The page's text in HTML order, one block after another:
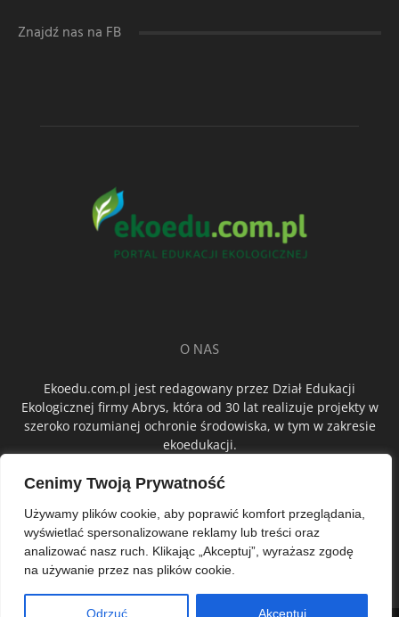
Cenimy Twoją Prywatność
Używamy plików cookie, aby poprawić komfort przeglądania,
wyświetlać spersonalizowane reklamy lub treści oraz
analizować nasz ruch. Klikając „Akceptuj”, wyrażasz zgodę
na używanie przez nas plików cookie.
Odrzuć Akceptuj
Znajdź nas na FB
O NAS
Ekoedu.com.pl jest redagowany przez Dział Edukacji
Ekologicznej firmy Abrys, która od 30 lat realizuje projekty w
szeroko rozumianej ochronie środowiska, w tym w zakresie
ekoedukacji.
ŚLEDŹ NAS